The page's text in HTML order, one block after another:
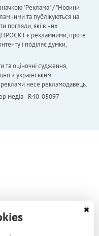
"Реклама" / "Новини
та публікуються на
погляди, які в них
є рекламними, проте
і поділяє думки,
та оціночні судження,
з українським
реклами несе рекламодавець.
медіа - R40-05097